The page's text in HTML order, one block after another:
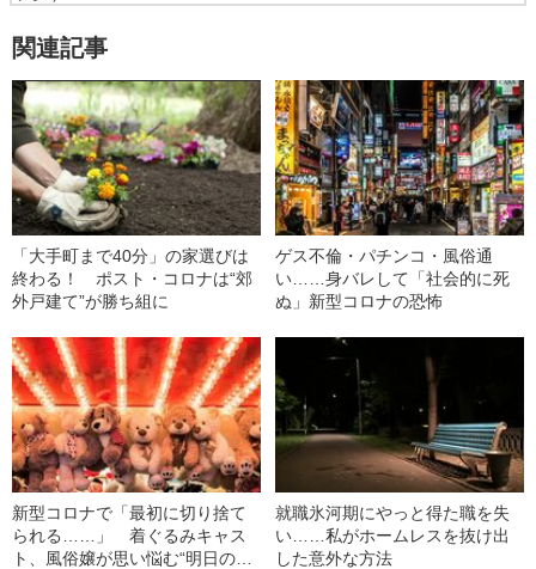
関連記事
「大手町まで40分」の家選びは
終わる！ ポスト・コロナは“郊
外戸建て”が勝ち組に
ゲス不倫・パチンコ・風俗通
い……身バレして「社会的に死
ぬ」新型コロナの恐怖
新型コロナで「最初に切り捨て
られる……」 着ぐるみキャス
ト、風俗嬢が思い悩む“明日のお
就職氷河期にやっと得た職を失
い……私がホームレスを抜け出
した意外な方法